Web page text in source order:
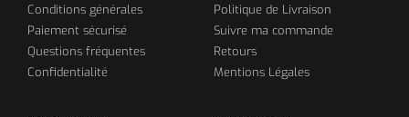
Conditions générales
Paiement sécurisé
Questions fréquentes
Confidentialité
Politique de Livraison
Suivre ma commande
Retours
Mentions Légales